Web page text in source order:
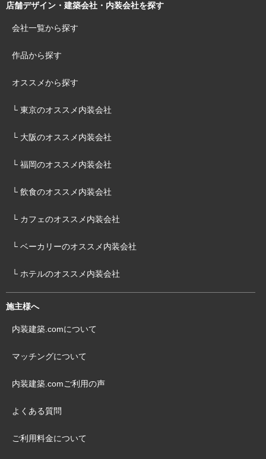
店舗デザイン・建築会社・内装会社を探す
会社一覧から探す
作品から探す
オススメから探す
└ 東京のオススメ内装会社
└ 大阪のオススメ内装会社
└ 福岡のオススメ内装会社
└ 飲食のオススメ内装会社
└ カフェのオススメ内装会社
└ ベーカリーのオススメ内装会社
└ ホテルのオススメ内装会社
施主様へ
内装建築.comについて
マッチングについて
内装建築.comご利用の声
よくある質問
ご利用料金について